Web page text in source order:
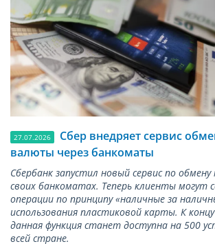
27.07.2026
Сбер внедряет сервис
валюты через банкоматы
Сбербанк запустил новый сервис по обмену
своих банкоматах. Теперь клиенты могут
операции по принципу «наличные за
использования пластиковой карты. К
данная функция станет доступна на 500
всей стране.